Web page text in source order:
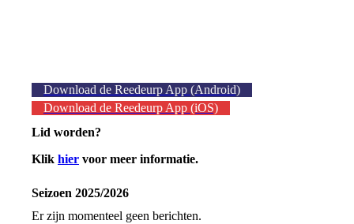
Download de Reedeurp App (Android)
Download de Reedeurp App (iOS)
Lid worden?
Klik hier voor meer informatie.
Seizoen 2025/2026
Er zijn momenteel geen berichten.